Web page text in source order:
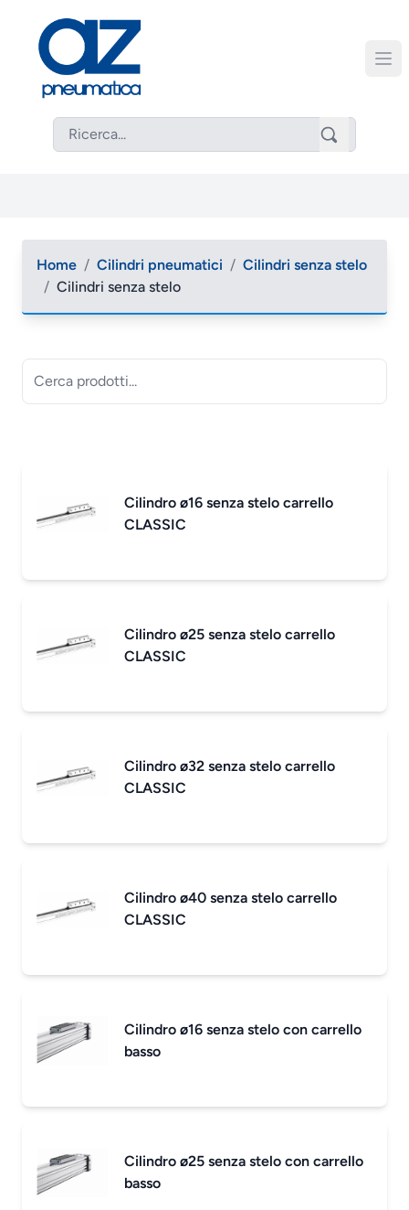
Home / Cilindri pneumatici / Cilindri senza stelo
/ Cilindri senza stelo
Cilindro ø16 senza stelo carrello
CLASSIC
Cilindro ø25 senza stelo carrello
CLASSIC
Cilindro ø32 senza stelo carrello
CLASSIC
Cilindro ø40 senza stelo carrello
CLASSIC
Cilindro ø16 senza stelo con carrello
basso
Cilindro ø25 senza stelo con carrello
basso